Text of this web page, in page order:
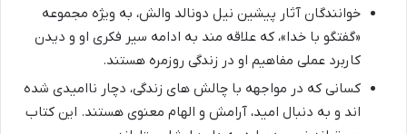
خوانندگان آثار پیشین نیل دونالد والش، به ویژه مجموعه
«گفتگو با خدا»، که علاقه مند به ادامه سیر فکری او و دیدن
کاربرد عملی مفاهیم او در زندگی روزمره هستند.
کسانی که در مواجهه با چالش های زندگی، دچار ناامیدی شده
اند و به دنبال امید، آرامش و الهام معنوی هستند. این کتاب